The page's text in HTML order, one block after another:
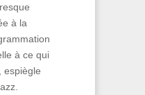
à la
à ce qui
espiègle